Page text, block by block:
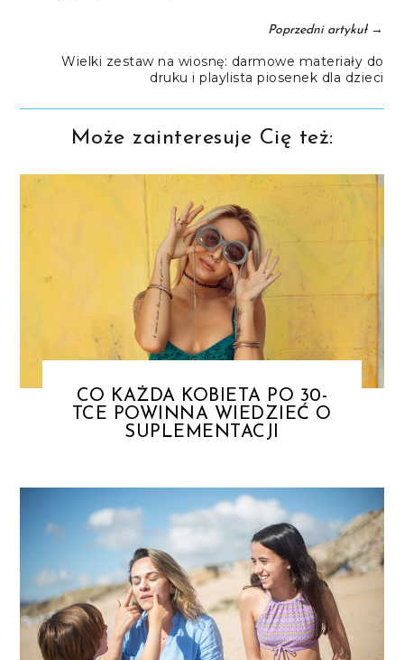
Poprzedni artykuł→
Wielki zestaw na wiosnę: darmowe materiały do
druku i playlista piosenek dla dzieci
Może zainteresuje Cię też:
CO KAŻDA KOBIETA PO 30-
TCE POWINNA WIEDZIEĆ O
SUPLEMENTACJI